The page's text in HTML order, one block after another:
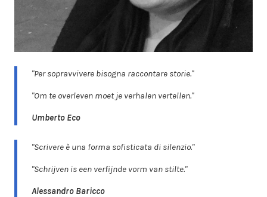
"Per sopravvivere bisogna raccontare storie."
"Om te overleven moet je verhalen vertellen."
Umberto Eco
"Scrivere è una forma sofisticata di silenzio."
"Schrijven is een verfijnde vorm van stilte."
Alessandro Baricco